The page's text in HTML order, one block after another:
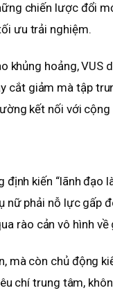
chiến lược đổi
ưu trải nghiệm.
khủng hoảng, VUS
cắt giảm mà tập
kết nối với cộng
kiến “lãnh đạo
nữ phải nỗ lực gấp
rào cản vô hình về
mà còn chủ động
chí trung tâm,